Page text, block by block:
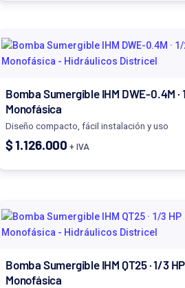
Bomba Sumergible IHM DWE-0.4M ·
Monofásica
Diseño compacto, fácil instalación y uso
$1.126.000 + IVA
Bomba Sumergible IHM QT25 · 1/3 HP
Monofásica